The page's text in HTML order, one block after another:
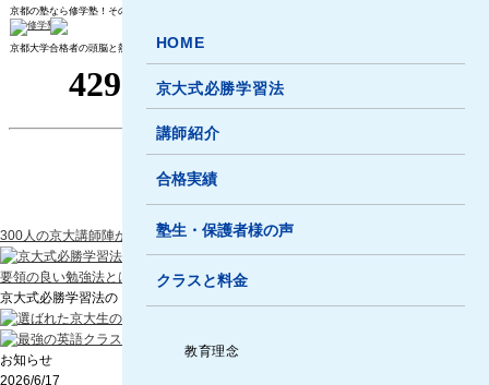
京都の塾なら修学塾！その指導法は京都大学合格者の頭脳の結晶
京都大学合格者の頭脳と熱意を結集し、京都一の塾を作る
HOME
京大式必勝学習法
講師紹介
合格実績
塾生・保護者様の声
クラスと料金
教育理念
300人の京大講師陣が追究した必勝学習法で指導します
要領の良い勉強法とは
京大式必勝学習法の「クラスと料金」
お知らせ
2026/6/17